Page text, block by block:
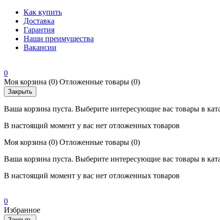
Как купить
Доставка
Гарантия
Наши преимущества
Вакансии
0
Моя корзина (0) Отложенные товары (0)
Закрыть
Ваша корзина пуста. Выберите интересующие вас товары в
В настоящий момент у вас нет отложенных товаров
Моя корзина (0) Отложенные товары (0)
Ваша корзина пуста. Выберите интересующие вас товары в
В настоящий момент у вас нет отложенных товаров
0
Избранное